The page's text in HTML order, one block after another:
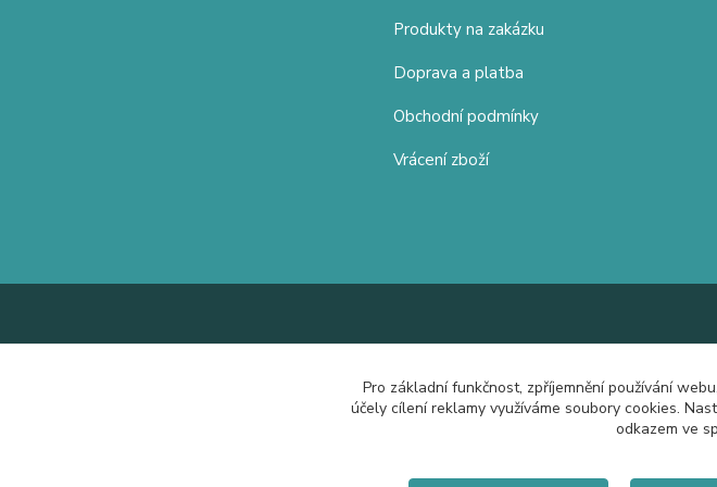
Produkty na zakázku
Doprava a platba
Obchodní podmínky
Vrácení zboží
Pro základní funkčnost, zpříjemnění používání
účely cílení reklamy využíváme soubory cookies.
odkazem ve